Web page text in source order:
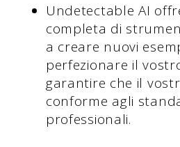
Undetectable AI
completa di
a creare nuovi
perfezionare il
garantire che il
conforme agli
professionali.